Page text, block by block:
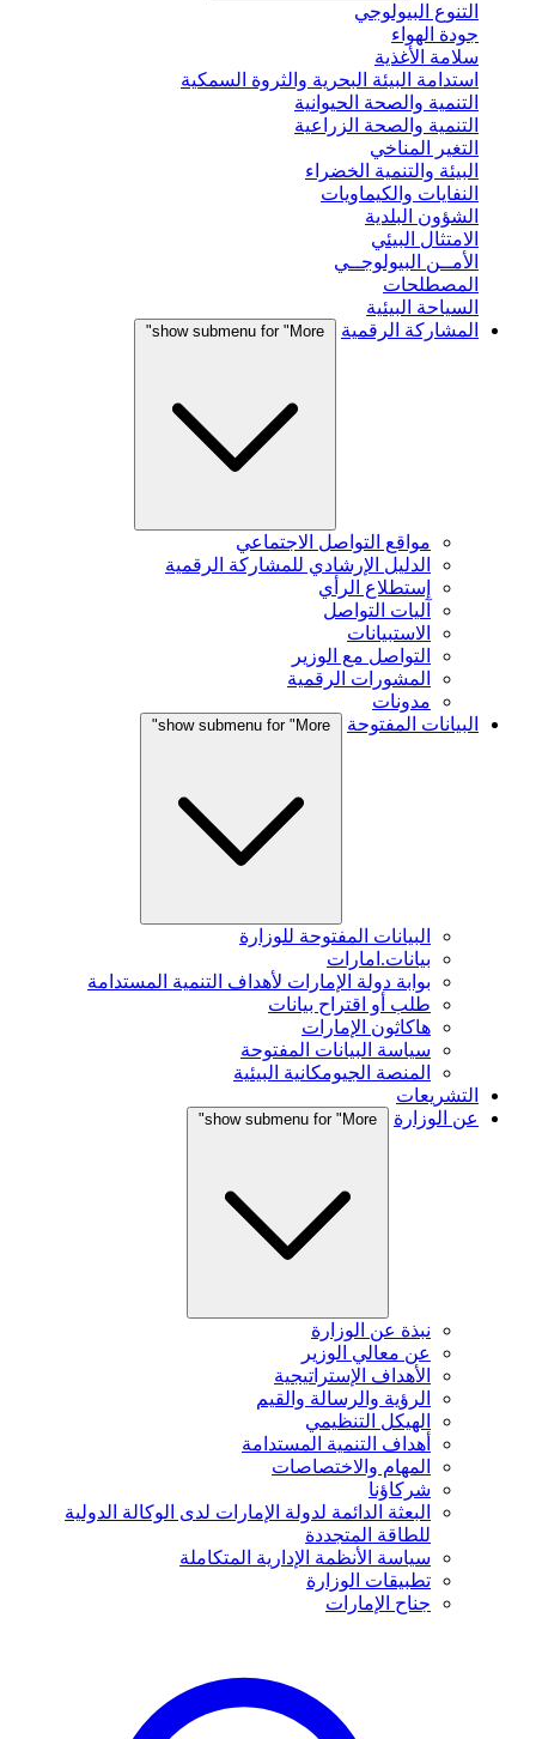
التنوع البيولوجي
جودة الهواء
سلامة الأغذية
استدامة البيئة البحرية والثروة السمكية
التنمية والصحة الحيوانية
التنمية والصحة الزراعية
التغير المناخي
البيئة والتنمية الخضراء
النفايات والكيماويات
الشؤون البلدية
الامتثال البيئي
الأمــن البيولوجــي
المصطلحات
السياحة البيئية
المشاركة الرقمية
show submenu for "More"
مواقع التواصل الاجتماعي
الدليل الإرشادي للمشاركة الرقمية
إستطلاع الرأي
آليات التواصل
الاستبيانات
التواصل مع الوزير
المشورات الرقمية
مدونات
البيانات المفتوحة
show submenu for "More"
البيانات المفتوحة للوزارة
بيانات.امارات
بوابة دولة الإمارات لأهداف التنمية المستدامة
طلب أو اقتراح بيانات
هاكاثون الإمارات
سياسة البيانات المفتوحة
المنصة الجيومكانية البيئية
التشريعات
عن الوزارة
show submenu for "More"
نبذة عن الوزارة
عن معالي الوزير
الأهداف الإستراتيجية
الرؤية والرسالة والقيم
الهيكل التنظيمي
أهداف التنمية المستدامة
المهام والاختصاصات
شركاؤنا
البعثة الدائمة لدولة الإمارات لدى الوكالة الدولية
للطاقة المتجددة
سياسة الأنظمة الإدارية المتكاملة
تطبيقات الوزارة
جناح الإمارات